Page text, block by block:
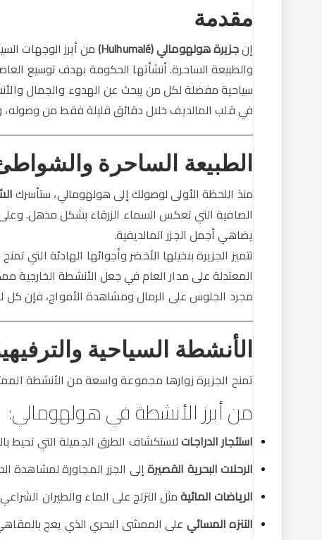
مقدمة
إنجزيرة هولهومالي (Hulhumalé) من أبرز الوجهات
والطبيعة الساحرة. أنشأتها الحكومة بهدف توسيع
سياحية مفضلة لكل من يبحث عن الهدوء والجمال
في قلب المالديف خلال دقائق قليلة فقط من وصوله،
الطبيعة الساحرة
منذ اللحظة الأولى لوصولك إلى هولهومالي، ستأسرك
الصافية التي تعكس السماء الزرقاء بشكل مذهل.
يضاهي أجمل الجزر المالديفية.
تتميز الجزيرة بنخيلها الأخضر وأجوائها الهادئة التي
المعتدلة على مدار العام في جعل الأنشطة
مجرد الجلوس على الرمال ومشاهدة الأمواج، فإن
الأنشطة السياحية
تمنح الجزيرة زوارها مجموعة واسعة من الأنشطة
من أبرز الأنشطة في هولهومالي:
استئجار الدراجاتلاستكشاف الطرق الجميلة التي تحيط
الرحلات البحرية القصيرةإلى الجزر المجاورة لمشاهدة
الرياضات المائيةمثل التزلج على الماء والطيران
التنزه المسائي على الممشى البحري الذي يعج